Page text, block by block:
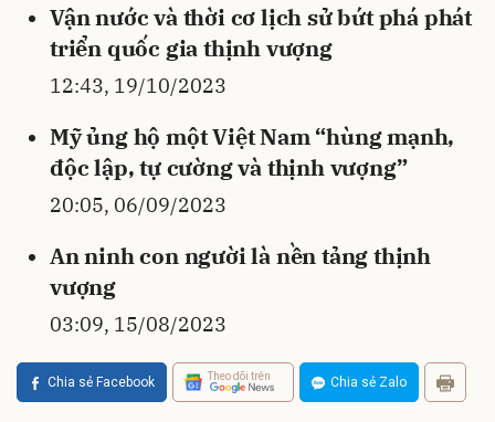
Vận nước và thời cơ lịch sử bứt phá phát
triển quốc gia thịnh vượng
12:43, 19/10/2023
Mỹ ủng hộ một Việt Nam “hùng mạnh,
độc lập, tự cường và thịnh vượng”
20:05, 06/09/2023
An ninh con người là nền tảng thịnh
vượng
03:09, 15/08/2023
Chia sẻ Facebook Theo dõi trên Chia sẻ Zalo